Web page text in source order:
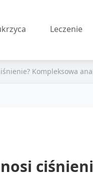
Leczenie
Kompleksowa